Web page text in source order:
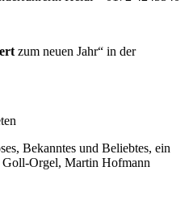
zum neuen Jahr“ in der
Bekanntes und Beliebtes, ein
Orgel, Martin Hofmann